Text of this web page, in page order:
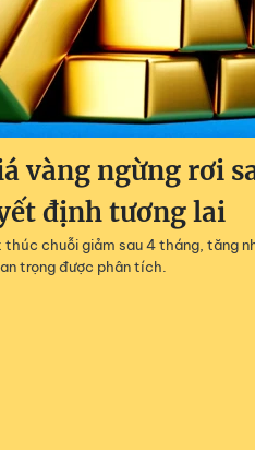
vàng ngừng rơi
định tương lai
thúc chuỗi giảm sau 4 tháng, tăng
trọng được phân tích.